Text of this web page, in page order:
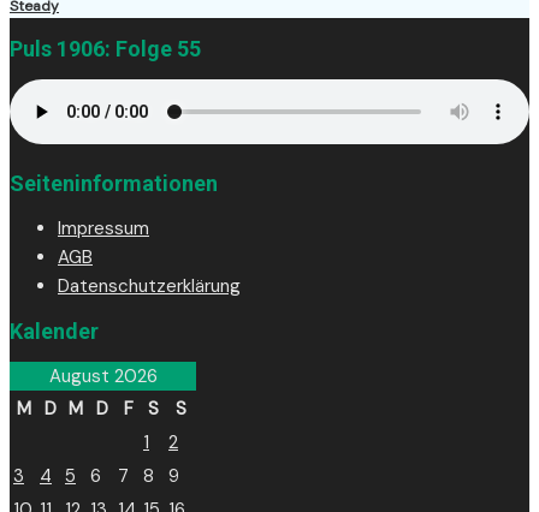
Steady
Puls 1906: Folge 55
Seiteninformationen
Impressum
AGB
Datenschutzerklärung
Kalender
August 2026
M D M D F S
S
1
2
3
4 5 6 7 8
9